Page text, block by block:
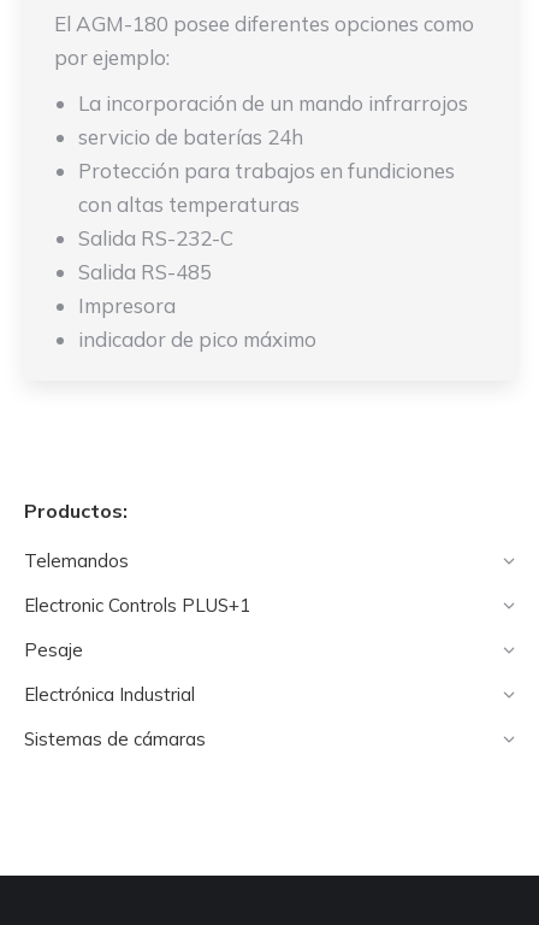
El AGM-180 posee diferentes opciones como
por ejemplo:
La incorporación de un mando infrarrojos
servicio de baterías 24h
Protección para trabajos en fundiciones
con altas temperaturas
Salida RS-232-C
Salida RS-485
Impresora
indicador de pico máximo
Productos:
Telemandos
Electronic Controls PLUS+1
Pesaje
Electrónica Industrial
Sistemas de cámaras